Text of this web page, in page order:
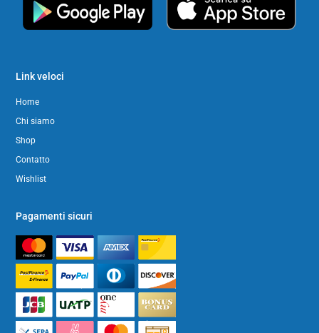
Link veloci
Home
Chi siamo
Shop
Contatto
Wishlist
Pagamenti sicuri